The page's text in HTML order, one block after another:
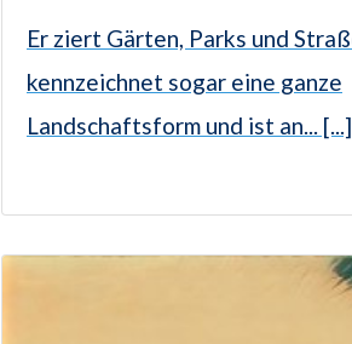
Er ziert Gärten, Parks und
kennzeichnet sogar eine ganze
Landschaftsform und ist an... [...]